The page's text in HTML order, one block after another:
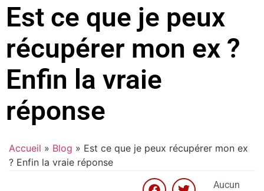
Est ce que je peux
récupérer mon ex ?
Enfin la vraie
réponse
Accueil » Blog » Est ce que je peux récupérer mon ex
? Enfin la vraie réponse
Aucun